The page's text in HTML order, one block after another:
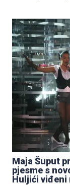
Maja Šuput
pjesme s
Huljići viđeni